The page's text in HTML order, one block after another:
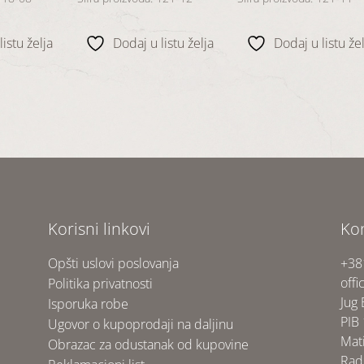
je:
želja
je
bila:
je:
Dodaj u listu želja
je je:
Dodaj u listu
Korisni linkovi
Opšti uslovi poslovanja
Politika privatnosti
Isporuka robe
Ugovor o kupoprodaji na daljinu
Obrazac za odustanak od kupovine